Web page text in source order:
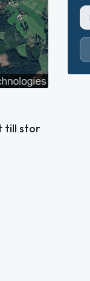
till stor